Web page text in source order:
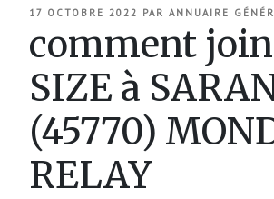
PUBLIÉ
17 OCTOBRE 2022 PAR ANNUAIRE
comment
SIZE à
(45770)
RELAY